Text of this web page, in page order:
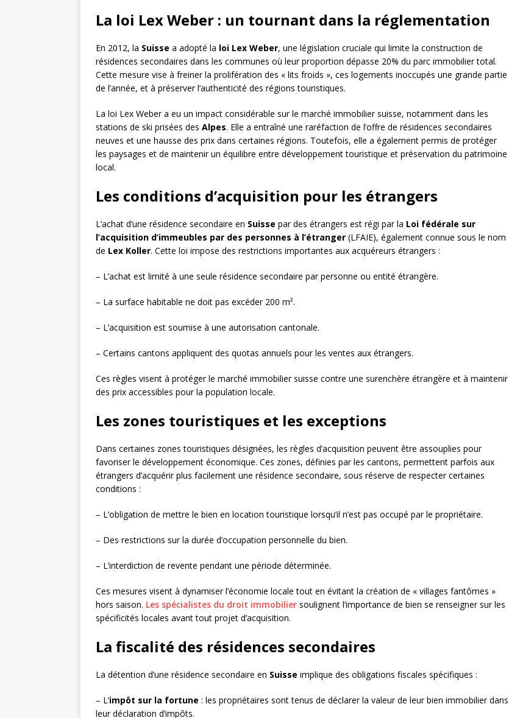
La loi Lex Weber : un tournant dans la réglementation
En 2012, la Suisse a adopté la loi Lex Weber, une législation cruciale qui limite la construction de
résidences secondaires dans les communes où leur proportion dépasse 20% du parc immobilier total.
Cette mesure vise à freiner la prolifération des « lits froids », ces logements inoccupés une grande partie
de l’année, et à préserver l’authenticité des régions touristiques.
La loi Lex Weber a eu un impact considérable sur le marché immobilier suisse, notamment dans les
stations de ski prisées des Alpes. Elle a entraîné une raréfaction de l’offre de résidences secondaires
neuves et une hausse des prix dans certaines régions. Toutefois, elle a également permis de protéger
les paysages et de maintenir un équilibre entre développement touristique et préservation du patrimoine
local.
Les conditions d’acquisition pour les étrangers
L’achat d’une résidence secondaire en Suisse par des étrangers est régi par la Loi fédérale sur
l’acquisition d’immeubles par des personnes à l’étranger (LFAIE), également connue sous le nom
de Lex Koller. Cette loi impose des restrictions importantes aux acquéreurs étrangers :
– L’achat est limité à une seule résidence secondaire par personne ou entité étrangère.
– La surface habitable ne doit pas excéder 200 m².
– L’acquisition est soumise à une autorisation cantonale.
– Certains cantons appliquent des quotas annuels pour les ventes aux étrangers.
Ces règles visent à protéger le marché immobilier suisse contre une surenchère étrangère et à maintenir
des prix accessibles pour la population locale.
Les zones touristiques et les exceptions
Dans certaines zones touristiques désignées, les règles d’acquisition peuvent être assouplies pour
favoriser le développement économique. Ces zones, définies par les cantons, permettent parfois aux
étrangers d’acquérir plus facilement une résidence secondaire, sous réserve de respecter certaines
conditions :
– L’obligation de mettre le bien en location touristique lorsqu’il n’est pas occupé par le propriétaire.
– Des restrictions sur la durée d’occupation personnelle du bien.
– L’interdiction de revente pendant une période déterminée.
Ces mesures visent à dynamiser l’économie locale tout en évitant la création de « villages fantômes »
hors saison. Les spécialistes du droit immobilier soulignent l’importance de bien se renseigner sur les
spécificités locales avant tout projet d’acquisition.
La fiscalité des résidences secondaires
La détention d’une résidence secondaire en Suisse implique des obligations fiscales spécifiques :
– L’impôt sur la fortune : les propriétaires sont tenus de déclarer la valeur de leur bien immobilier dans
leur déclaration d’impôts.